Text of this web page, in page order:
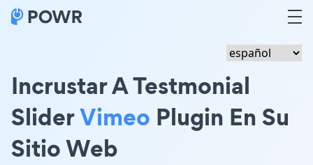
Incrustar A Testmonial
SliderVimeo Plugin En Su
Sitio Web